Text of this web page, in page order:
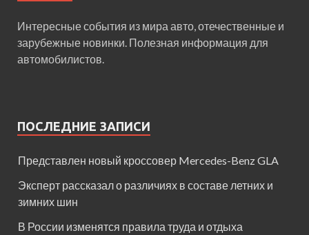
Интересные события из мира авто, отечественные и
зарубежные новинки. Полезная информация для
автомобилистов.
ПОСЛЕДНИЕ ЗАПИСИ
Представлен новый кроссовер Mercedes-Benz GLA
Эксперт рассказал о различиях в составе летних и
зимних шин
В России изменятся правила труда и отдыха